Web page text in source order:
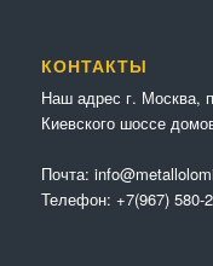
КОНТАКТЫ
Наш адрес г. Москва,
Киевского шоссе
Почта:
Телефон: +7(967) 580-